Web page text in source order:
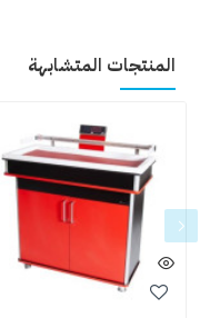
المنتجات المتشابهة